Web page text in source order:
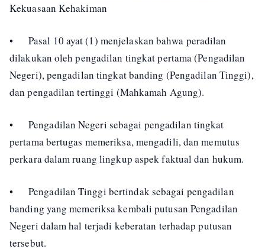
Kekuasaan Kehakiman
•
Pasal 10 ayat (1) menjelaskan bahwa peradilan
dilakukan oleh pengadilan tingkat pertama (Pengadilan
Negeri), pengadilan tingkat banding (Pengadilan Tinggi),
dan pengadilan tertinggi (Mahkamah Agung).
•
Pengadilan Negeri sebagai pengadilan tingkat
pertama bertugas memeriksa, mengadili, dan memutus
perkara dalam ruang lingkup aspek faktual dan hukum.
•
Pengadilan Tinggi bertindak sebagai pengadilan
banding yang memeriksa kembali putusan Pengadilan
Negeri dalam hal terjadi keberatan terhadap putusan
tersebut.